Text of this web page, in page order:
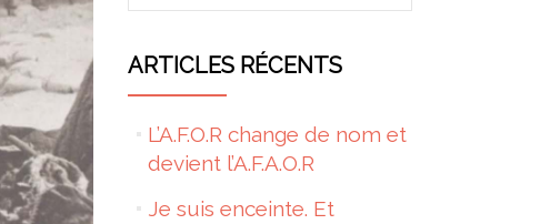
ARTICLES RÉCENTS
L’A.F.O.R change de nom et
devient l’A.F.A.O.R
Je suis enceinte. Et